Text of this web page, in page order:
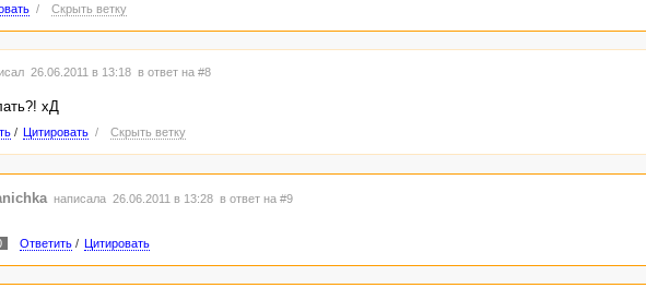
/ Скрыть ветку
26.06.2011 в 13:18 в ответ на #8
хД
/ Цитировать / Скрыть ветку
написала 26.06.2011 в 13:28 в ответ на #9
Ответить/ Цитировать